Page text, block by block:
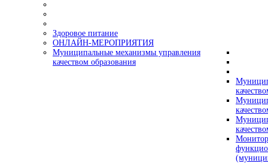
Здоровое питание
ОНЛАЙН-МЕРОПРИЯТИЯ
Муниципальные механизмы управления
качеством образования